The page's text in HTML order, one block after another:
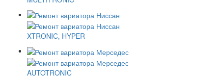
XTRONIC, HYPER
AUTOTRONIC